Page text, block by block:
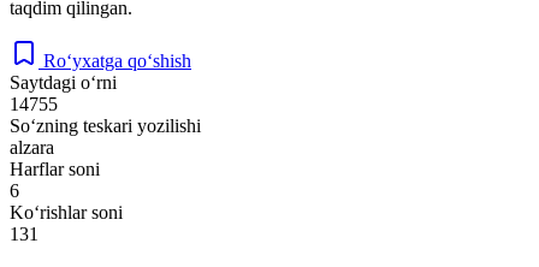
taqdim qilingan.
Ro‘yxatga qo‘shish
Saytdagi o‘rni
14755
So‘zning teskari yozilishi
alzara
Harflar soni
6
Ko‘rishlar soni
131